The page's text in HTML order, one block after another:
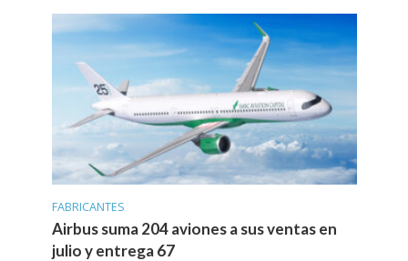
FABRICANTES
Airbus suma 204 aviones a sus ventas en
julio y entrega 67